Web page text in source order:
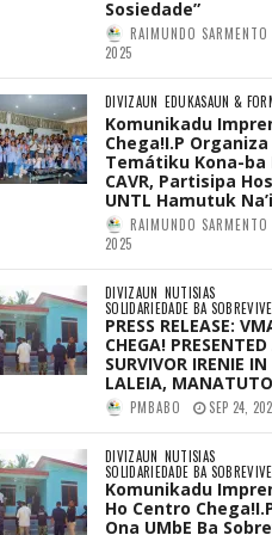
Sosiedade”
RAIMUNDO SARMENTO
2025
DIVIZAUN EDUKASAUN &
Komunikadu
Chega!I.P
Temátiku Kona-ba
CAVR, Partisipa
UNTL Hamutuk
RAIMUNDO SARMENTO
2025
DIVIZAUN NUTISIAS
SOLIDARIEDADE BA
PRESS RELEASE:
CHEGA!
SURVIVOR IRENIE
LALEIA, MANATUTO
PMBABO SEP 24,
DIVIZAUN NUTISIAS
SOLIDARIEDADE BA
Komunikadu
Ho Centro
Ona UMbE Ba